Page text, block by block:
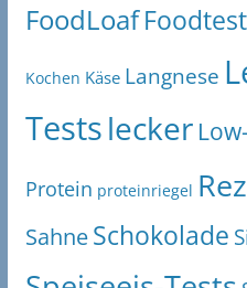
FoodLoaf Foodtest
Kochen Käse Langnese
Testslecker
Protein proteinriegel
SahneSchokolade